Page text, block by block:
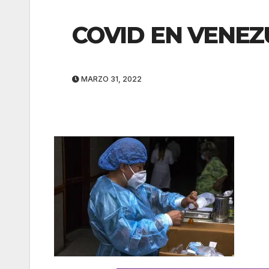
COVID EN
MARZO 31, 2022